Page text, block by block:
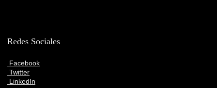
Redes Sociales
Facebook
Twitter
LinkedIn